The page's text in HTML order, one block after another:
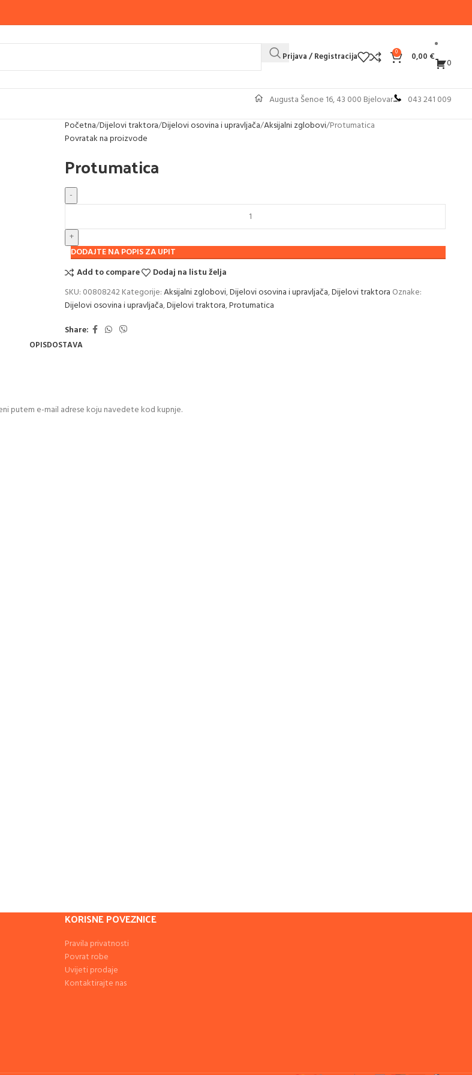
Prijava / Registracija 0 0,00 € 0
Augusta Šenoe 16, 43 000 Bjelovar 043 241 009
Početna Dijelovi traktora Dijelovi osovina i upravljača Aksijalni zglobovi Protumatica
Povratak na proizvode
Protumatica
DODAJTE NA POPIS ZA UPIT
Add to compare
Dodaj na listu želja
SKU: 00808242Kategorije:Aksijalni zglobovi,Dijelovi osovina i upravljača,Dijelovi traktora Oznake:
Dijelovi osovina i upravljača,Dijelovi traktora,Protumatica
Share:
OPISDOSTAVA
putem e-mail adrese koju navedete kod kupnje.
KORISNE POVEZNICE
Pravila privatnosti
Povrat robe
Uvijeti prodaje
Kontaktirajte nas